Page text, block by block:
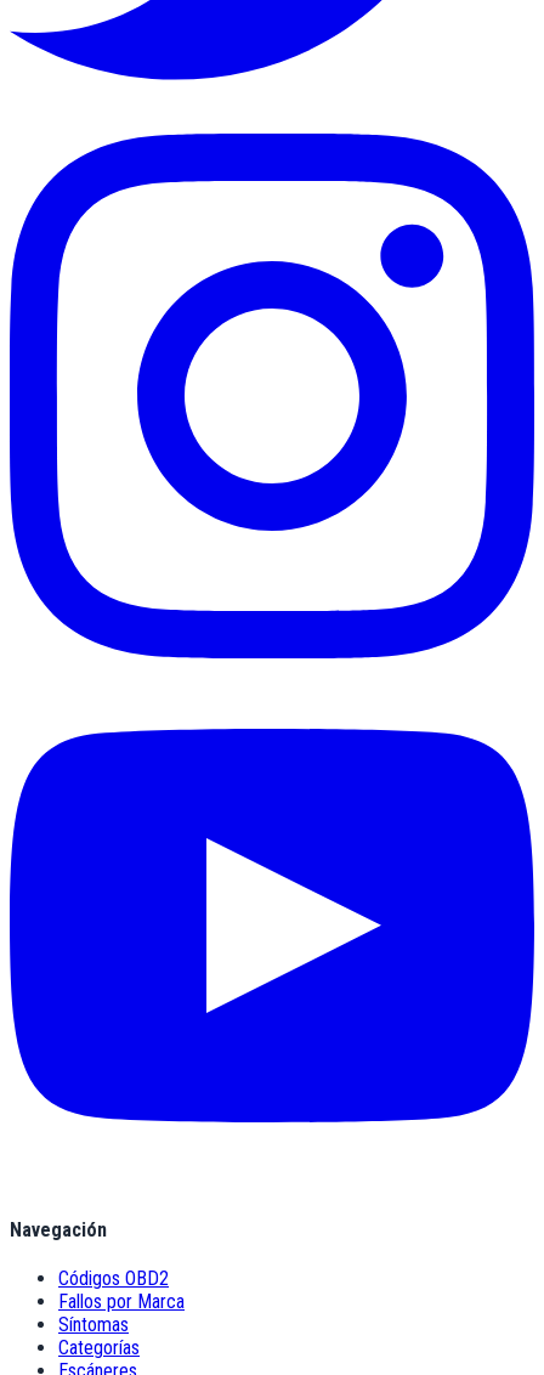
Navegación
Códigos OBD2
Fallos por Marca
Síntomas
Categorías